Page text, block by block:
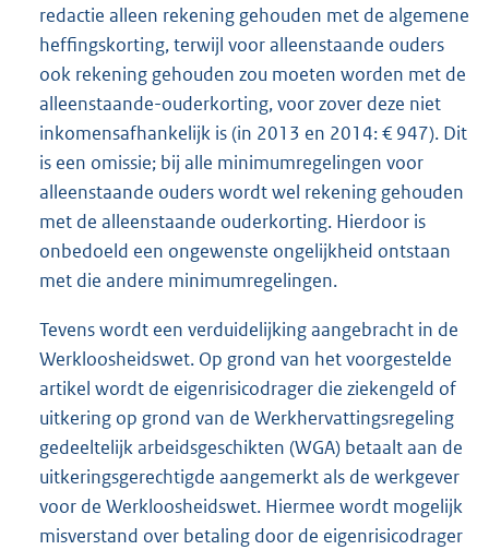
redactie alleen rekening gehouden met de algemene
heffingskorting, terwijl voor alleenstaande ouders
ook rekening gehouden zou moeten worden met de
alleenstaande-ouderkorting, voor zover deze niet
inkomensafhankelijk is (in 2013 en 2014: € 947). Dit
is een omissie; bij alle minimumregelingen voor
alleenstaande ouders wordt wel rekening gehouden
met de alleenstaande ouderkorting. Hierdoor is
onbedoeld een ongewenste ongelijkheid ontstaan
met die andere minimumregelingen.
Tevens wordt een verduidelijking aangebracht in de
Werkloosheidswet. Op grond van het voorgestelde
artikel wordt de eigenrisicodrager die ziekengeld of
uitkering op grond van de Werkhervattingsregeling
gedeeltelijk arbeidsgeschikten (WGA) betaalt aan de
uitkeringsgerechtigde aangemerkt als de werkgever
voor de Werkloosheidswet. Hiermee wordt mogelijk
misverstand over betaling door de eigenrisicodrager